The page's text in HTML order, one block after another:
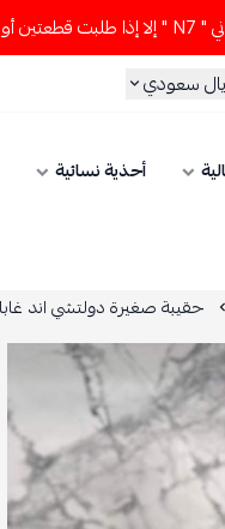
سعودي
أحذية نسائية
حقيبة صغيرة دولتشي اند